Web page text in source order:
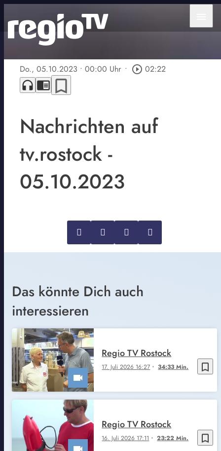
Do., 05.10.2023 • 00:00 Uhr • play_circle_outline 02:22
headphones chrome_reader_mode bookmark_border
Nachrichten auf
tv.rostock -
05.10.2023
Das könnte Dich auch
interessieren
bookmark_border
17. Juli 2026 16:27 34:33 Min.
Regio TV Rostock
bookmark_border
16. Juli 2026 17:11 23:22 Min.
Regio TV Rostock